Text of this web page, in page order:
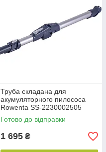
Труба складана для
акумуляторного пилососа
Rowenta SS-2230002505
металева сіра
Готово до відправки
1 695 ₴